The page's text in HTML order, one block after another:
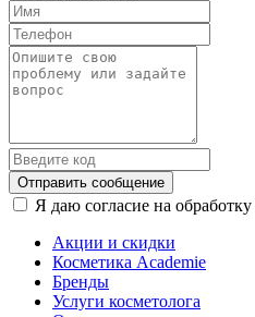
Отправить сообщение
Я даю согласие на
Акции и скидки
Косметика Academie
Бренды
Услуги косметолога